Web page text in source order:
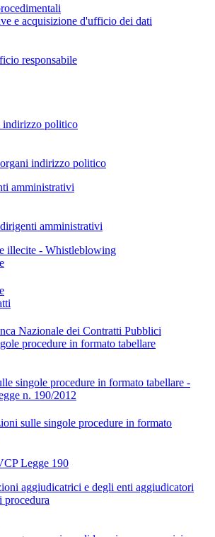
e acquisizione d'ufficio dei dati
responsabile
indirizzo politico
indirizzo politico
amministrativi
amministrativi
illecite - Whistleblowing
Nazionale dei Contratti Pubblici
procedure in formato tabellare
singole procedure in formato tabellare -
n. 190/2012
sulle singole procedure in formato
Legge 190
aggiudicatrici e degli enti aggiudicatori
procedura